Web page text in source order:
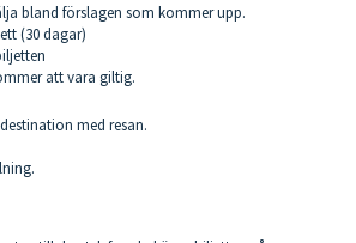
bland förslagen som kommer upp.
(30 dagar)
att vara giltig.
med resan.